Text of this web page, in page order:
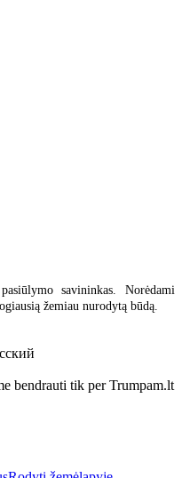
savininkas. Norėdami
žemiau nurodytą būdą.
bendrauti tik per Trumpam.lt